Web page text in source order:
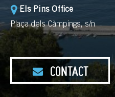
Els Pins Office
Plaça dels Càmpings, s/n
CONTACT